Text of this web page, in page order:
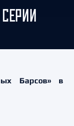
Барсов» в